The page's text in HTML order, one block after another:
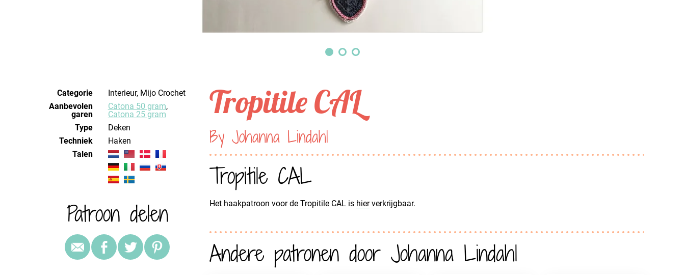
Categorie
Interieur, Mijo Crochet
Aanbevolen
garen
Catona 50 gram,
Catona 25 gram
Type
Deken
Techniek
haken
Talen
Patroon delen
Tropitile CAL
By Johanna Lindahl
Tropitile CAL
Het haakpatroon voor de Tropitile CAL is hierverkrijgbaar.
Andere patronen door Johanna Lindahl